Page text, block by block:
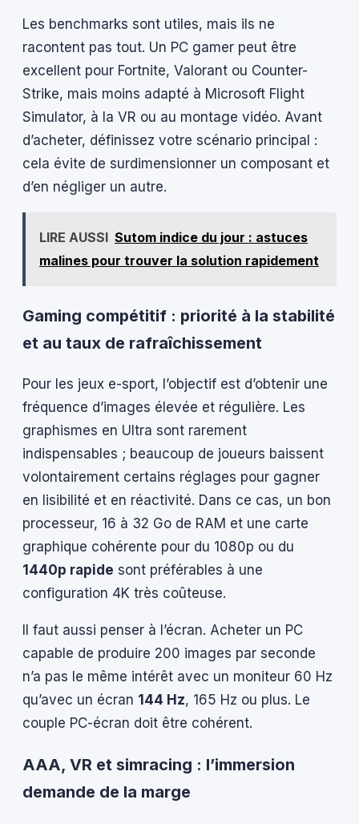
Les benchmarks sont utiles, mais ils ne
racontent pas tout. Un PC gamer peut être
excellent pour Fortnite, Valorant ou Counter-
Strike, mais moins adapté à Microsoft Flight
Simulator, à la VR ou au montage vidéo. Avant
d’acheter, définissez votre scénario principal :
cela évite de surdimensionner un composant et
d’en négliger un autre.
LIRE AUSSI Sutom indice du jour : astuces
malines pour trouver la solution rapidement
Gaming compétitif : priorité à la stabilité
et au taux de rafraîchissement
Pour les jeux e-sport, l’objectif est d’obtenir une
fréquence d’images élevée et régulière. Les
graphismes en Ultra sont rarement
indispensables ; beaucoup de joueurs baissent
volontairement certains réglages pour gagner
en lisibilité et en réactivité. Dans ce cas, un bon
processeur, 16 à 32 Go de RAM et une carte
graphique cohérente pour du 1080p ou du
1440p rapide sont préférables à une
configuration 4K très coûteuse.
Il faut aussi penser à l’écran. Acheter un PC
capable de produire 200 images par seconde
n’a pas le même intérêt avec un moniteur 60 Hz
qu’avec un écran 144 Hz, 165 Hz ou plus. Le
couple PC-écran doit être cohérent.
AAA, VR et simracing : l’immersion
demande de la marge